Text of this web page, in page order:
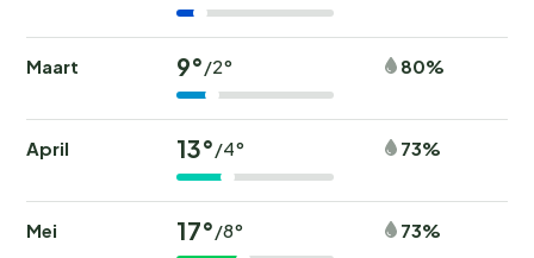
Maart 9°/2° 80%
April 13°/4° 73%
Mei 17°/8° 73%